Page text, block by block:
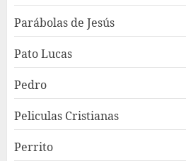
Parábolas de Jesús
Pato Lucas
Pedro
Peliculas Cristianas
Perrito